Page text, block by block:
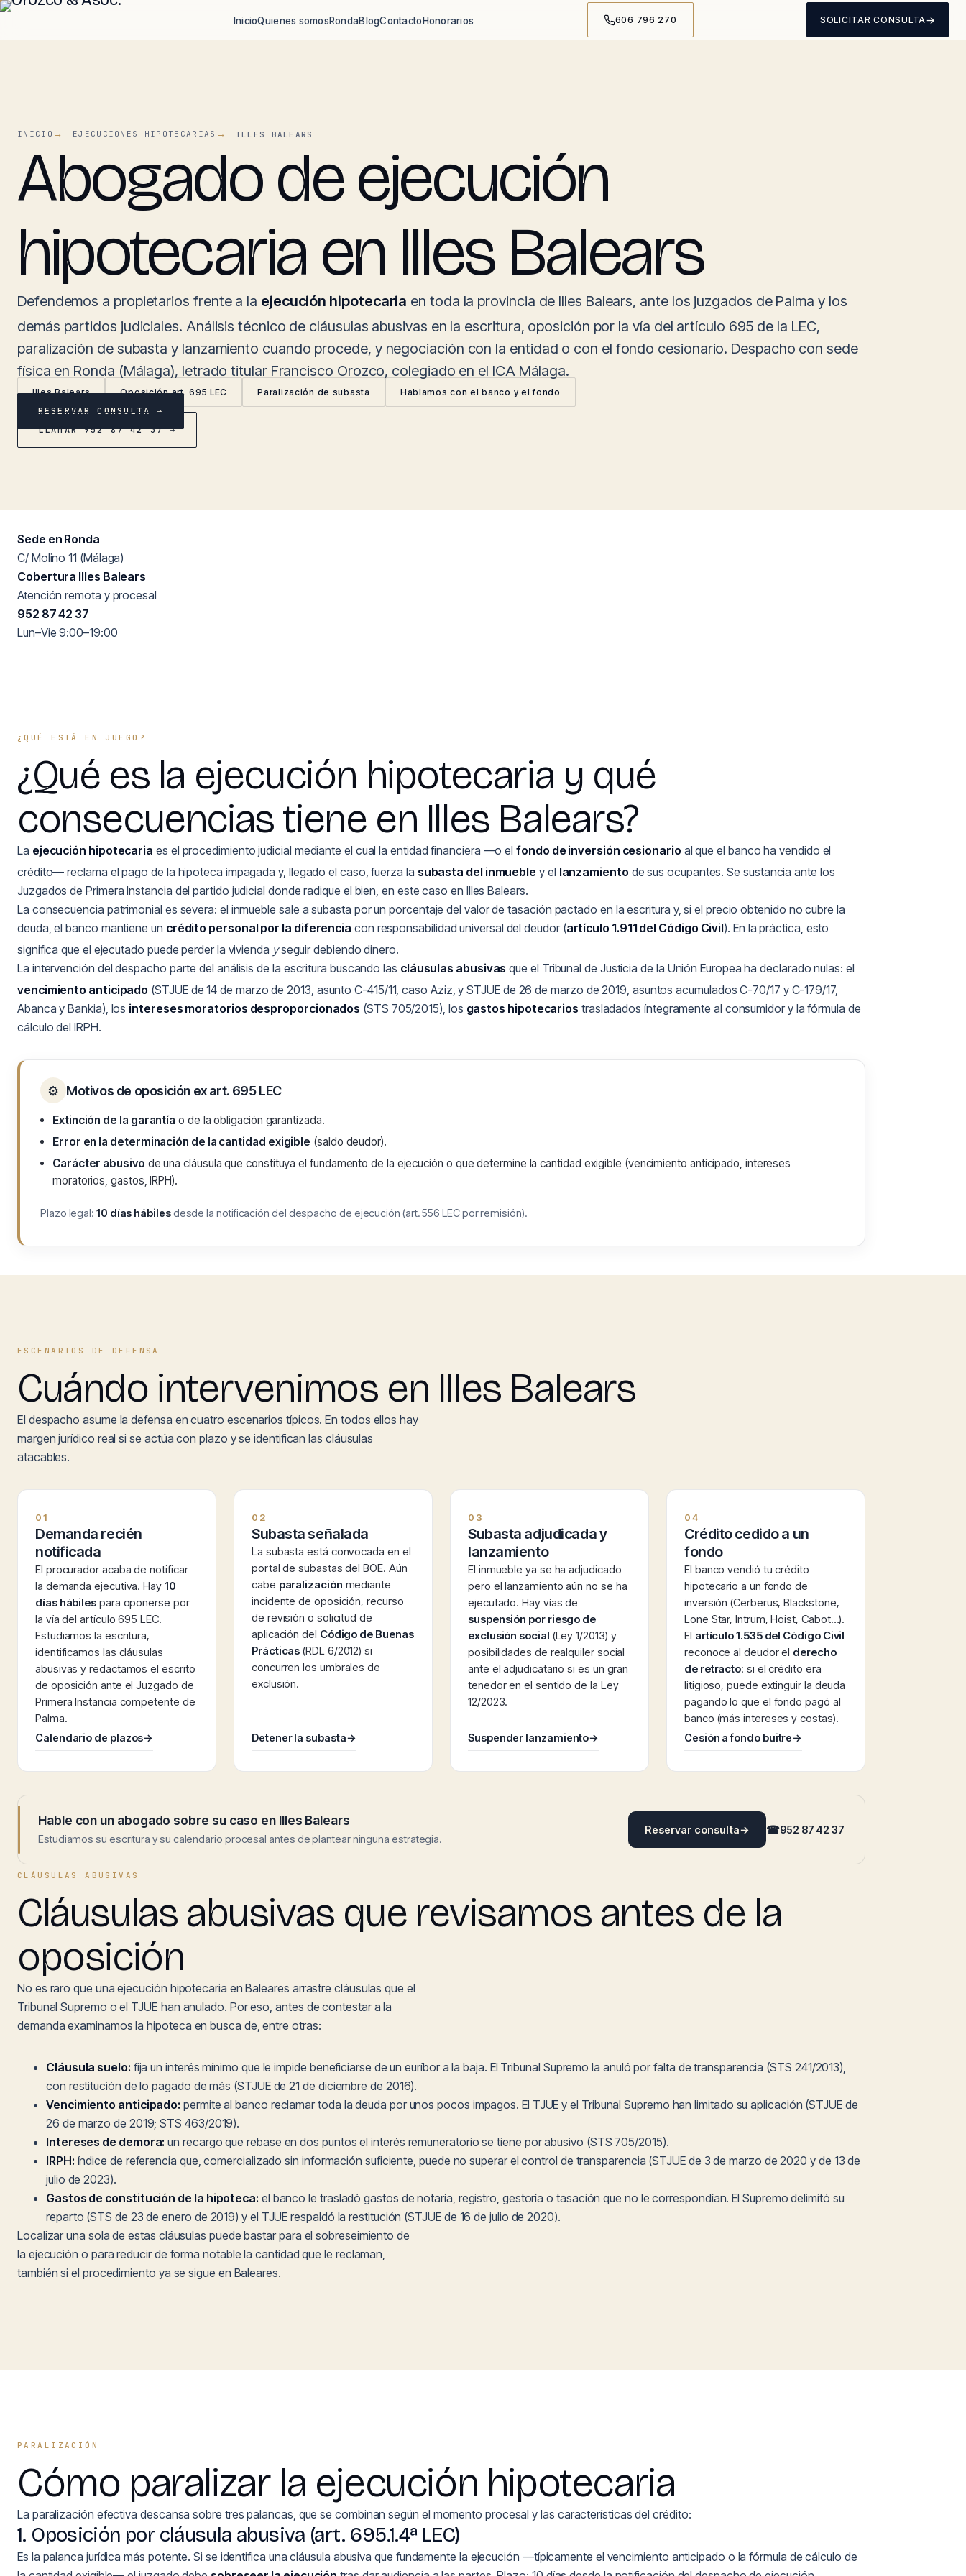
InicioQuienes somosRondaBlogContactoHonorarios 606 796 270 SOLICITAR CONSULTA→
INICIO EJECUCIONES HIPOTECARIAS ILLES BALEARS
Abogado de ejecución
hipotecaria en Illes Balears
Defendemos a propietarios frente a la ejecución hipotecaria en toda la provincia de Illes Balears, ante los juzgados de Palma y los
demás partidos judiciales. Análisis técnico de cláusulas abusivas en la escritura, oposición por la vía del artículo 695 de la LEC,
paralización de subasta y lanzamiento cuando procede, y negociación con la entidad o con el fondo cesionario. Despacho con sede
física en Ronda (Málaga), letrado titular Francisco Orozco, colegiado en el ICA Málaga.
Illes Balears Oposición art. 695 LEC Paralización de subasta Hablamos con el banco y el fondo
RESERVAR CONSULTA →
LLAMAR 952 87 42 37 →
Sede en Ronda
C/ Molino 11 (Málaga)
Cobertura Illes Balears
Atención remota y procesal
952 87 42 37
Lun–Vie 9:00–19:00
¿QUÉ ESTÁ EN JUEGO?
¿Qué es la ejecución hipotecaria y qué
consecuencias tiene en Illes Balears?
La ejecución hipotecaria es el procedimiento judicial mediante el cual la entidad financiera —o elfondo de inversión cesionario al que el banco ha vendido el
crédito— reclama el pago de la hipoteca impagada y, llegado el caso, fuerza la subasta del inmueble y el lanzamiento de sus ocupantes. Se sustancia ante los
Juzgados de Primera Instancia del partido judicial donde radique el bien, en este caso en Illes Balears.
La consecuencia patrimonial es severa: el inmueble sale a subasta por un porcentaje del valor de tasación pactado en la escritura y, si el precio obtenido no cubre la
deuda, el banco mantiene un crédito personal por la diferencia con responsabilidad universal del deudor (artículo 1.911 del Código Civil). En la práctica, esto
significa que el ejecutado puede perder la vivienda yseguir debiendo dinero.
La intervención del despacho parte del análisis de la escritura buscando las cláusulas abusivas que el Tribunal de Justicia de la Unión Europea ha declarado nulas: el
vencimiento anticipado (STJUE de 14 de marzo de 2013, asunto C-415/11, caso Aziz, y STJUE de 26 de marzo de 2019, asuntos acumulados C-70/17 y C-179/17,
Abanca y Bankia), los intereses moratorios desproporcionados (STS 705/2015), los gastos hipotecarios trasladados íntegramente al consumidor y la fórmula de
cálculo del IRPH.
⚙ Motivos de oposición ex art. 695 LEC
Extinción de la garantía o de la obligación garantizada.
Error en la determinación de la cantidad exigible (saldo deudor).
Carácter abusivo de una cláusula que constituya el fundamento de la ejecución o que determine la cantidad exigible (vencimiento anticipado, intereses
moratorios, gastos, IRPH).
Plazo legal: 10 días hábilesdesde la notificación del despacho de ejecución (art. 556 LEC por remisión).
ESCENARIOS DE DEFENSA
Cuándo intervenimos en Illes Balears
El despacho asume la defensa en cuatro escenarios típicos. En todos ellos hay
margen jurídico real si se actúa con plazo y se identifican las cláusulas
atacables.
01
Demanda recién
notificada
El procurador acaba de notificar
la demanda ejecutiva. Hay 10
días hábiles para oponerse por
la vía del artículo 695 LEC.
Estudiamos la escritura,
identificamos las cláusulas
abusivas y redactamos el escrito
de oposición ante el Juzgado de
Primera Instancia competente de
Palma.
Calendario de plazos→
02
Subasta señalada
La subasta está convocada en el
portal de subastas del BOE. Aún
cabe paralización mediante
incidente de oposición, recurso
de revisión o solicitud de
aplicación del Código de Buenas
Prácticas (RDL 6/2012) si
concurren los umbrales de
exclusión.
Detener la subasta→
03
Subasta adjudicada y
lanzamiento
El inmueble ya se ha adjudicado
pero el lanzamiento aún no se ha
ejecutado. Hay vías de
suspensión por riesgo de
exclusión social (Ley 1/2013) y
posibilidades de realquiler social
ante el adjudicatario si es un gran
tenedor en el sentido de la Ley
12/2023.
Suspender lanzamiento→
04
Crédito cedido a un
fondo
El banco vendió tu crédito
hipotecario a un fondo de
inversión (Cerberus, Blackstone,
Lone Star, Intrum, Hoist, Cabot…).
El artículo 1.535 del Código Civil
reconoce al deudor el derecho
de retracto: si el crédito era
litigioso, puede extinguir la deuda
pagando lo que el fondo pagó al
banco (más intereses y costas).
Cesión a fondo buitre→
Hable con un abogado sobre su caso en Illes Balears
Estudiamos su escritura y su calendario procesal antes de plantear ninguna estrategia.
Reservar consulta→ ☎952 87 42 37
CLÁUSULAS ABUSIVAS
Cláusulas abusivas que revisamos antes de la
oposición
No es raro que una ejecución hipotecaria en Baleares arrastre cláusulas que el
Tribunal Supremo o el TJUE han anulado. Por eso, antes de contestar a la
demanda examinamos la hipoteca en busca de, entre otras:
Cláusula suelo: fija un interés mínimo que le impide beneficiarse de un euríbor a la baja. El Tribunal Supremo la anuló por falta de transparencia (STS 241/2013),
con restitución de lo pagado de más (STJUE de 21 de diciembre de 2016).
Vencimiento anticipado: permite al banco reclamar toda la deuda por unos pocos impagos. El TJUE y el Tribunal Supremo han limitado su aplicación (STJUE de
26 de marzo de 2019; STS 463/2019).
Intereses de demora: un recargo que rebase en dos puntos el interés remuneratorio se tiene por abusivo (STS 705/2015).
IRPH: índice de referencia que, comercializado sin información suficiente, puede no superar el control de transparencia (STJUE de 3 de marzo de 2020 y de 13 de
julio de 2023).
Gastos de constitución de la hipoteca: el banco le trasladó gastos de notaría, registro, gestoría o tasación que no le correspondían. El Supremo delimitó su
reparto (STS de 23 de enero de 2019) y el TJUE respaldó la restitución (STJUE de 16 de julio de 2020).
Localizar una sola de estas cláusulas puede bastar para el sobreseimiento de
la ejecución o para reducir de forma notable la cantidad que le reclaman,
también si el procedimiento ya se sigue en Baleares.
PARALIZACIÓN
Cómo paralizar la ejecución hipotecaria
La paralización efectiva descansa sobre tres palancas, que se combinan según el momento procesal y las características del crédito:
1. Oposición por cláusula abusiva (art. 695.1.4ª LEC)
Es la palanca jurídica más potente. Si se identifica una cláusula abusiva que fundamente la ejecución —típicamente el vencimiento anticipado o la fórmula de cálculo de